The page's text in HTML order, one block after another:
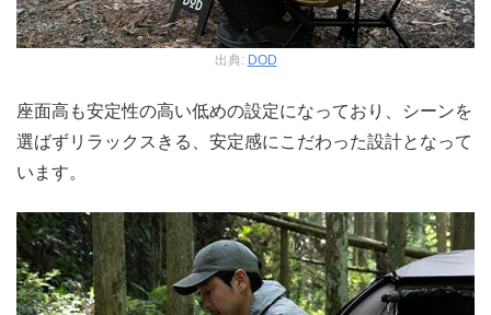
出典: DOD
座面高も安定性の高い低めの設定になっており、シーンを
選ばずリラックスきる、安定感にこだわった設計となって
います。